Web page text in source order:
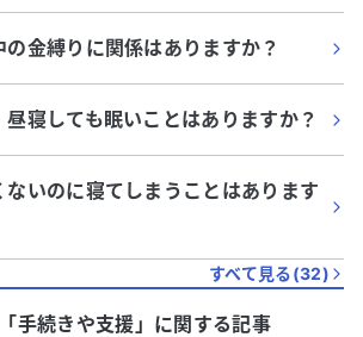
金縛りに関係はありますか？
寝しても眠いことはありますか？
いのに寝てしまうことはあります
すべて見る(32)
手続きや支援 」に関する記事